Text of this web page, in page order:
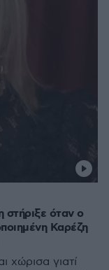
όταν ο
Καρέζη
χώρισα γιατί